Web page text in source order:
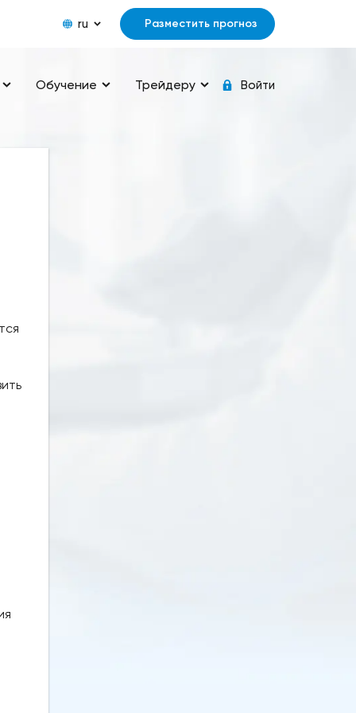
ru Разместить прогноз
Обучение Трейдеру Войти